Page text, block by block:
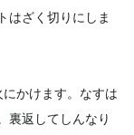
はざく切りにしま
かけます。なすは
裏返してしんなり